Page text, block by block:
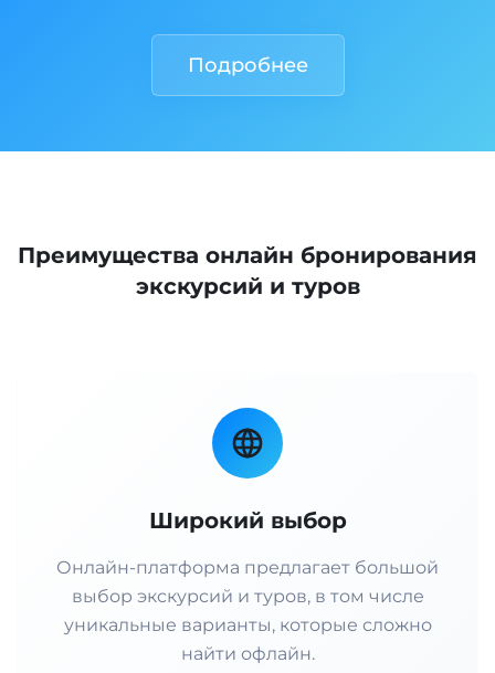
Подробнее
Преимущества онлайн бронирования
экскурсий и туров
Широкий выбор
Онлайн-платформа предлагает большой
выбор экскурсий и туров, в том числе
уникальные варианты, которые сложно
найти офлайн.